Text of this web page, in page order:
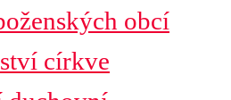
obcí
církve